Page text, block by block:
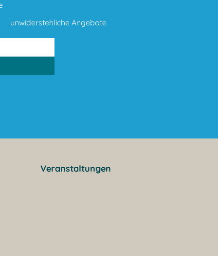
unwiderstehliche Angebote
Veranstaltungen